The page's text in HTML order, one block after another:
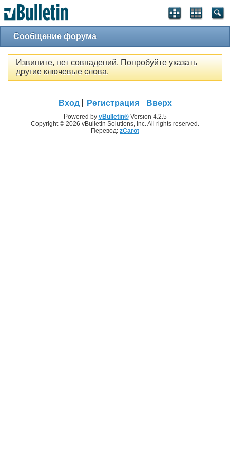
Сообщение форума
Извините, нет совпадений. Попробуйте указать
другие ключевые слова.
Вход Регистрация Вверх
Powered by vBulletin®Version 4.2.5
Copyright © 2026 vBulletin Solutions, Inc. All rights reserved.
Перевод: zCarot